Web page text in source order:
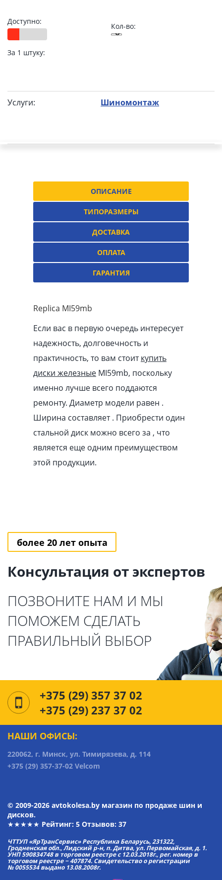
Доступно:
Кол-во:
За 1 штуку:
Услуги: Шиномонтаж
ОПИСАНИЕ
ТИПОРАЗМЕРЫ
ДОСТАВКА
ОПЛАТА
ГАРАНТИЯ
Replica MI59mb
Если вас в первую очередь интересует
надежность, долговечность и
практичность, то вам стоиткупить
диски железные MI59mb, поскольку
именно лучше всего поддаются
ремонту. Диаметр модели равен .
Ширина составляет . Приобрести один
стальной диск можно всего за , что
является еще одним преимуществом
этой продукции.
более 20 лет опыта
Консультация от экспертов
ПОЗВОНИТЕ НАМ И МЫ
ПОМОЖЕМ СДЕЛАТЬ
ПРАВИЛЬНЫЙ ВЫБОР
+375 (29) 357 37 02
+375 (29) 237 37 02
НАШИ ОФИСЫ:
220062, г. Минск, ул. Тимирязева, д. 114
+375 (29) 357-37-02 Velcom
© 2009-2026 avtokolesa.by магазин по продаже шин и
дисков.
★★★★★ Рейтинг: 5 Отзывов: 37
ЧТТУП «ЯрТранСервис» Республика Беларусь, 231322,
Гродненская обл., Лидский р-н, п. Дитва, ул. Первомайская, д. 1.
УНП 590834748 в торговом реестре с 12.03.2018г., рег. номер в
торговом реестре − 407874. Свидетельство о регистрации
№ 0055534 выдано 13.08.2008г.